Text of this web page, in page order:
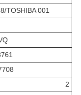
TOSHIBA 001
2